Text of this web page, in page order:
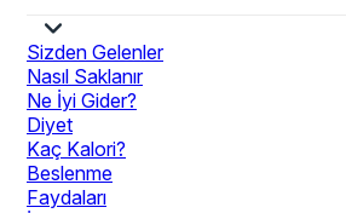
Sizden Gelenler
Nasıl Saklanır
Ne İyi Gider?
Diyet
Kaç Kalori?
Beslenme
Faydaları